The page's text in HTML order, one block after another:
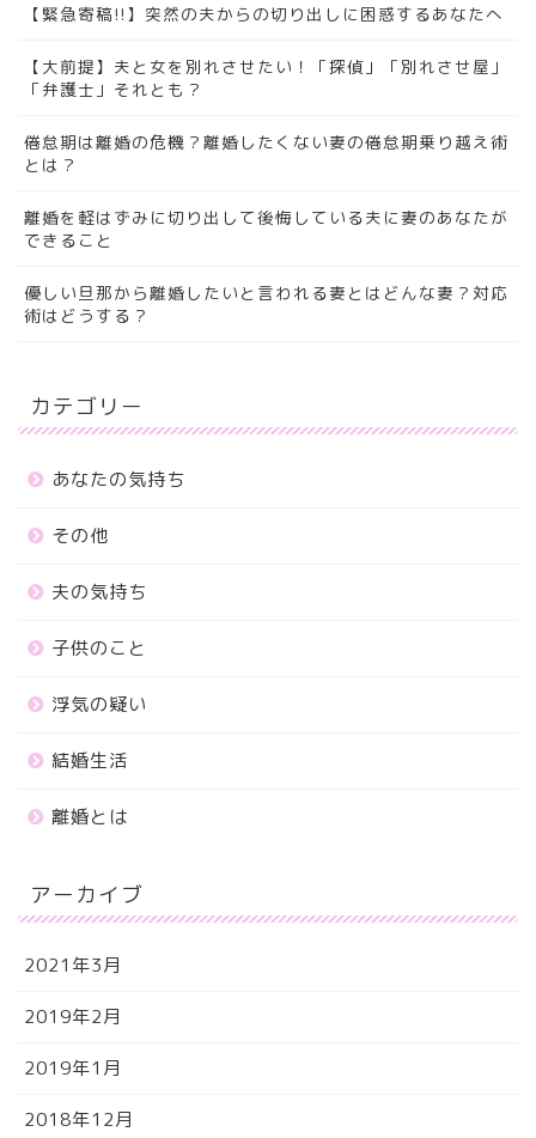
【緊急寄稿!!】突然の夫からの切り出しに困惑するあなたへ
【大前提】夫と女を別れさせたい！「探偵」「別れさせ屋」
「弁護士」それとも？
倦怠期は離婚の危機？離婚したくない妻の倦怠期乗り越え術
とは？
離婚を軽はずみに切り出して後悔している夫に妻のあなたが
できること
優しい旦那から離婚したいと言われる妻とはどんな妻？対応
術はどうする？
カテゴリー
あなたの気持ち
その他
夫の気持ち
子供のこと
浮気の疑い
結婚生活
離婚とは
アーカイブ
2021年3月
2019年2月
2019年1月
2018年12月